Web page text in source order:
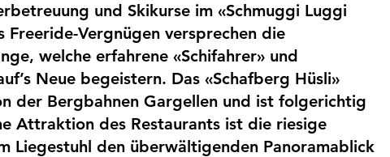
und Skikurse im «Schmuggi Luggi
Freeride-Vergnügen versprechen die
welche erfahrene «Schifahrer» und
Neue begeistern. Das «Schafberg Hüsli»
der Bergbahnen Gargellen und ist folgerichtig
Attraktion des Restaurants ist die riesige
Liegestuhl den überwältigenden Panoramablick